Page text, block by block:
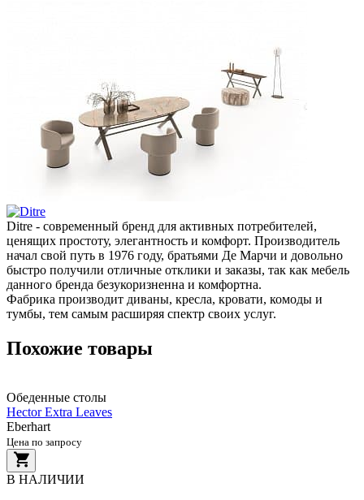
Ditre - современный бренд для активных потребителей,
ценящих простоту, элегантность и комфорт. Производитель
начал свой путь в 1976 году, братьями Де Марчи и довольно
быстро получили отличные отклики и заказы, так как мебель
данного бренда безукоризненна и комфортна.
Фабрика производит диваны, кресла, кровати, комоды и
тумбы, тем самым расширяя спектр своих услуг.
Похожие товары
Обеденные столы
Hector Extra Leaves
Eberhart
Цена по запросу
В НАЛИЧИИ